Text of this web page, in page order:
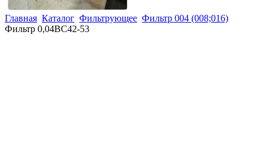
Главная Каталог Фильтрующее Фильтр 004 (008;016)
Фильтр 0,04ВС42-53